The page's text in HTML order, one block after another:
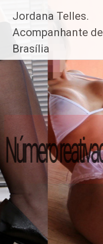
paraJordana Telles.
Acompanhante de
Brasília